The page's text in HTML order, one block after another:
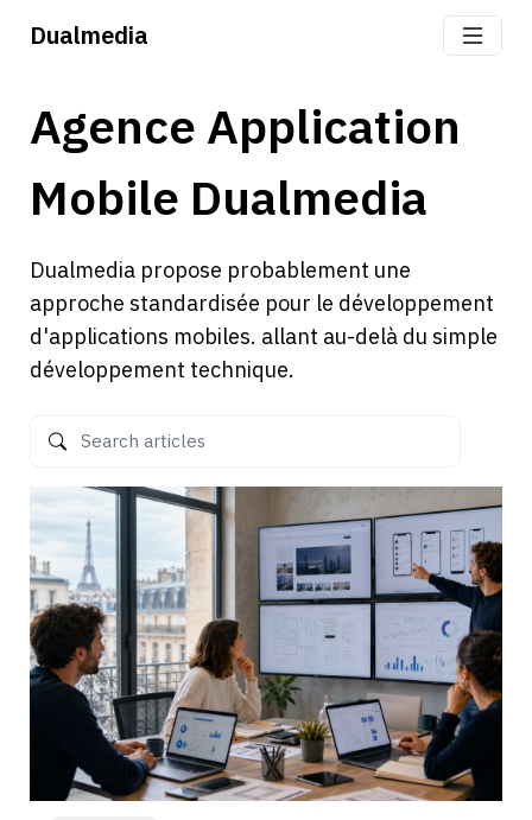
Dualmedia
Agence Application
Mobile Dualmedia
Dualmedia propose probablement une
approche standardisée pour le développement
d'applications mobiles. allant au-delà du simple
développement technique.